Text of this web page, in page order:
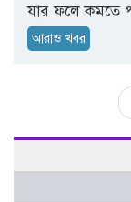
যার ফলে কমতে
আরাও খবর